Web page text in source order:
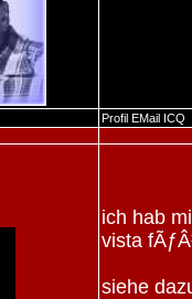
Profil EMail ICQ
ich hab
vista
siehe